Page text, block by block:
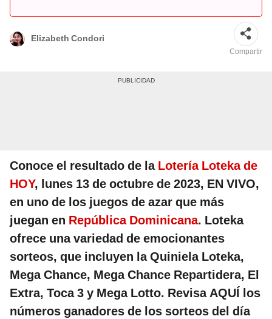
Elizabeth Condori
Compartir
Conoce el resultado de la Lotería Loteka de
HOY, lunes 13 de octubre de 2023, EN VIVO,
en uno de los juegos de azar que más
juegan en República Dominicana. Loteka
ofrece una variedad de emocionantes
sorteos, que incluyen la Quiniela Loteka,
Mega Chance, Mega Chance Repartidera, El
Extra, Toca 3 y Mega Lotto. Revisa AQUÍ los
números ganadores de los sorteos del día